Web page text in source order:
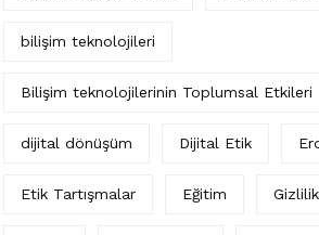
bilişim teknolojileri
Bilişim teknolojilerinin Toplumsal Etkileri
dijital dönüşüm Dijital Etik
Etik Tartışmalar Eğitim Gizlilik